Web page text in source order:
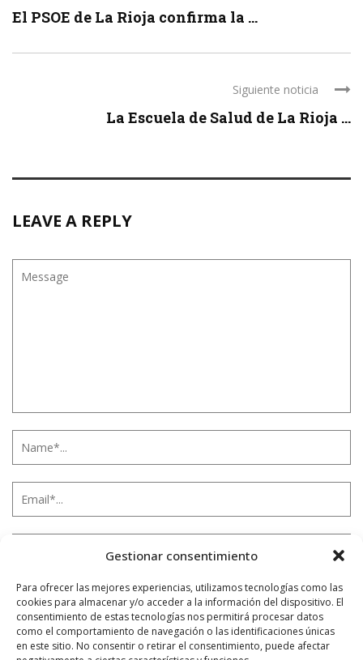
Gestionar consentimiento
Para ofrecer las mejores experiencias, utilizamos tecnologías como las
cookies para almacenar y/o acceder a la información del dispositivo. El
consentimiento de estas tecnologías nos permitirá procesar datos
como el comportamiento de navegación o las identificaciones únicas
en este sitio. No consentir o retirar el consentimiento, puede afectar
El PSOE de La Rioja confirma la ...
Siguiente noticia
La Escuela de Salud de La Rioja ...
LEAVE A REPLY
Notificarme vía correo electrónico cuando el comentario sea
aprobado.